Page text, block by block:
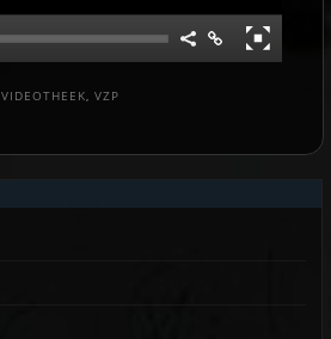
VIDEOTHEEK, VZP